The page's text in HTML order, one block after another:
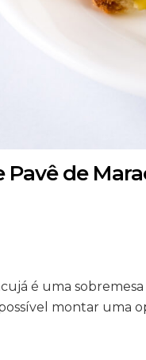
Pavê de
é uma
montar uma